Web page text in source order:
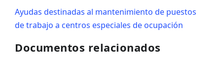
Ayudas destinadas al mantenimiento de puestos
de trabajo a centros especiales de ocupación
Documentos relacionados